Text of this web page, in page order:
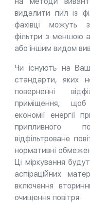
видалити пил із
фахівці можуть
фільтри з меншою
або іншим видом
Чи існують на
стандарти, яких
поверненні
приміщення, щоб
економії енергії
припливного
відфільтроване
нормативні
Ці міркування
аспіраційних
включення
очищення повітря.